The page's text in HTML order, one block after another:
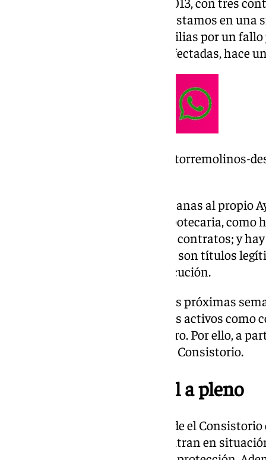
2022, por siete años más, pero estamos en
desahuciar a mí y todas las familias por un
Centurián, una de las vecinas afectadas, hace
https://www.101tv.es/familias-torremolinos-
Como argumentan fuentes cercanas al propio
en el trámite de la ejecución hipotecaria, como
2023 se les pide que aporten los contratos; y
donde el juez sentencia que nos son títulos
para dificultar el proceso de ejecución.
A esto les consta que durante las próximas
Sareb, a quien se adjudican estos activos como
judicial, va a cederlos a un tercero. Por ello, a
distintas acciones por parte del Consistorio.
Acuerdo institucional a pleno
Una vez dados estos pasos, desde el
aquellas familias que se encuentran en